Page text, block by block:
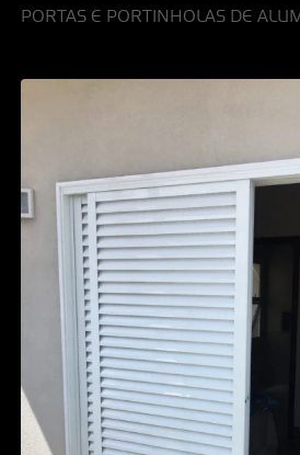
PORTAS E PORTINHOLAS DE